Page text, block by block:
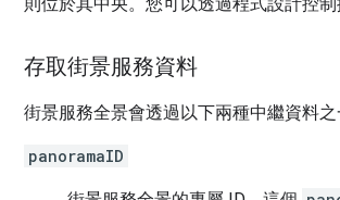
存取街景服務資料
街景服務全景會透過以下兩種中繼資料之
panoramaID